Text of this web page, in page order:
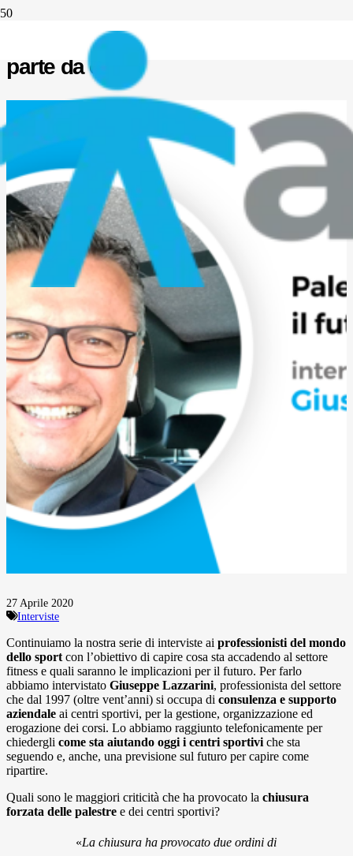
Palestre in quarantena: il futuro
parte da oggi
27 Aprile 2020
Interviste
Continuiamo la nostra serie di interviste ai professionisti del mondo
dello sport con l’obiettivo di capire cosa sta accadendo al settore
fitness e quali saranno le implicazioni per il futuro. Per farlo
abbiamo intervistato Giuseppe Lazzarini, professionista del settore
che dal 1997 (oltre vent’anni) si occupa di consulenza e supporto
aziendale ai centri sportivi, per la gestione, organizzazione ed
erogazione dei corsi. Lo abbiamo raggiunto telefonicamente per
chiedergli come sta aiutando oggi i centri sportivi che sta
seguendo e, anche, una previsione sul futuro per capire come
ripartire.
Quali sono le maggiori criticità che ha provocato la chiusura
forzata delle palestre e dei centri sportivi?
«La chiusura ha provocato due ordini di